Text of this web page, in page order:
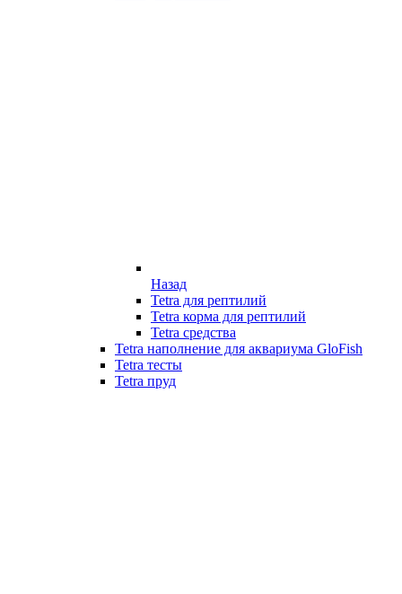
Назад
Tetra для рептилий
Tetra корма для рептилий
Tetra средства
Tetra наполнение для аквариума GloFish
Tetra тесты
Tetra пруд